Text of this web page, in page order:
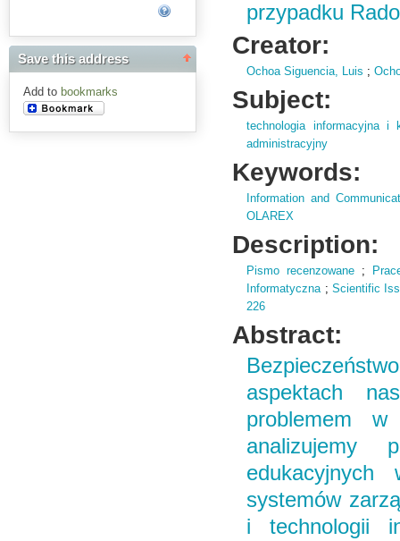
Save this address
Add to bookmarks
przypadku
Creator:
Ochoa Siguencia, Luis ;
Subject:
technologia informacyjna i
administracyjny
Keywords:
Information and
OLAREX
Description:
Pismo recenzowane ;
Informatyczna; Scientific
226
Abstract:
aspektach
problemem
analizujemy
systemów
i technologii